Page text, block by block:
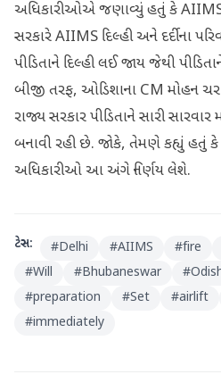
અધિકારીઓએ જણાવ્યું હતું કે
સરકારે AIIMS દિલ્હી અને દર્દીના
પીડિતાને દિલ્હી લઈ જાય જેથી
બીજી તરફ, ઓડિશાના CM મોહન
રાજ્ય સરકાર પીડિતાને સારી
બનાવી રહી છે. જોકે, તેમણે કહ્યું હતું
અધિકારીઓ આ અંગે નિર્ણય લેશે.
ટેગ્સ: #Delhi #AIIMS #fire
#Will #Bhubaneswar #
#preparation #Set #airlift
#immediately